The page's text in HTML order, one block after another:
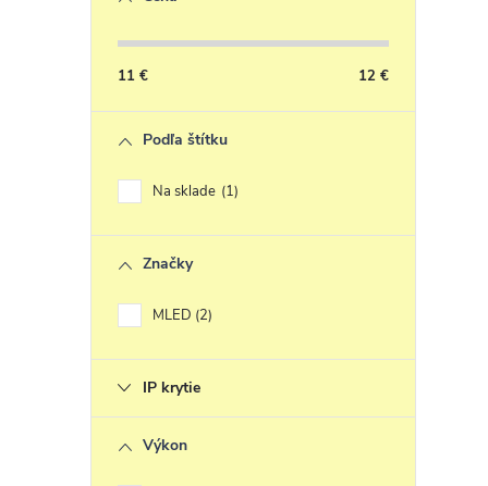
11 € 12 €
Podľa štítku
Na sklade 1
Značky
MLED 2
IP krytie
Výkon